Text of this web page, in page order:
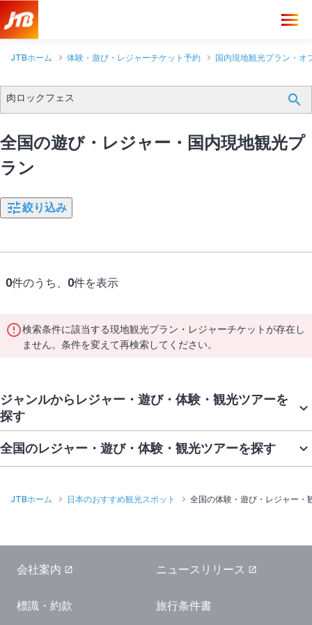
JTBホーム 体験・遊び・レジャーチケット予約 国内現地観光プラン・オ
肉ロックフェス
全国の遊び・レジャー・国内現地観光プ
ラン
絞り込み
0件のうち、 0件を表示
検索条件に該当する現地観光プラン・レジャーチケットが存在し
ません。条件を変えて再検索してください。
ジャンルからレジャー・遊び・体験・観光ツアーを
探す
全国のレジャー・遊び・体験・観光ツアーを探す
JTBホーム 日本のおすすめ観光スポット 全国の体験・遊び・レジャー・
会社案内 ニュースリリース
標識・約款 旅行条件書